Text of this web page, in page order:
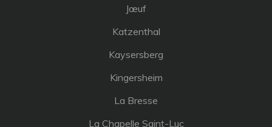
Jœuf
Katzenthal
Kaysersberg
Kingersheim
La Bresse
La Chapelle Saint-Luc